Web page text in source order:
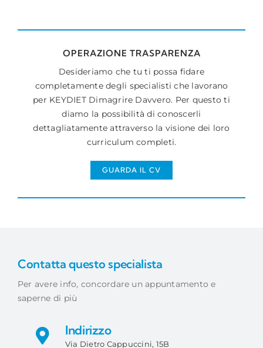
OPERAZIONE TRASPARENZA
Desideriamo che tu ti possa fidare
completamente degli specialisti che lavorano
per KEYDIET Dimagrire Davvero. Per questo ti
diamo la possibilità di conoscerli
dettagliatamente attraverso la visione dei loro
curriculum completi.
GUARDA IL CV
Contatta questo specialista
Per avere info, concordare un appuntamento e
saperne di più
Indirizzo
Via Dietro Cappuccini, 15B